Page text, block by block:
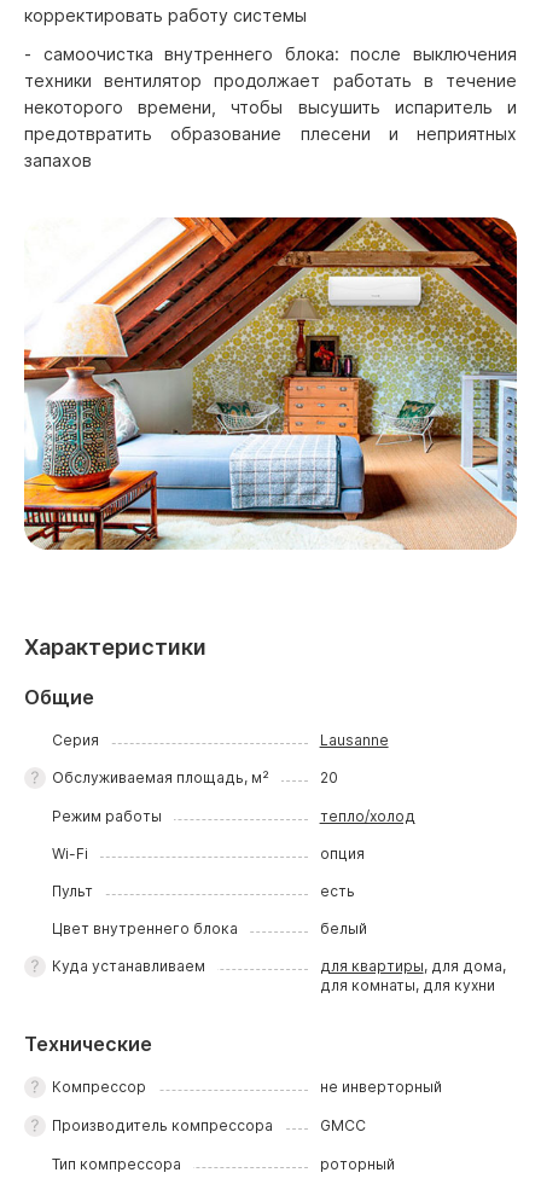
корректировать работу системы
- самоочистка внутреннего блока: после выключения
техники вентилятор продолжает работать в течение
некоторого времени, чтобы высушить испаритель и
предотвратить образование плесени и неприятных
запахов
Характеристики
Общие
Серия Lausanne
Обслуживаемая площадь, м² 20
Режим работы тепло/холод
Wi-Fi опция
Пульт есть
Цвет внутреннего блока белый
Куда устанавливаем для квартиры, для дома,
для комнаты, для кухни
Технические
Компрессор не инверторный
Производитель компрессора GMCC
Тип компрессора роторный